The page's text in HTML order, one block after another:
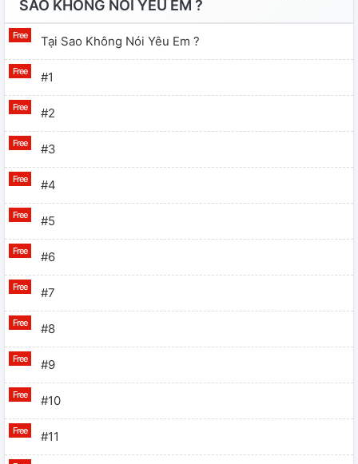
SAO KHÔNG NÓI YÊU EM ?
Tại Sao Không Nói Yêu Em ?
#1
#2
#3
#4
#5
#6
#7
#8
#9
#10
#11